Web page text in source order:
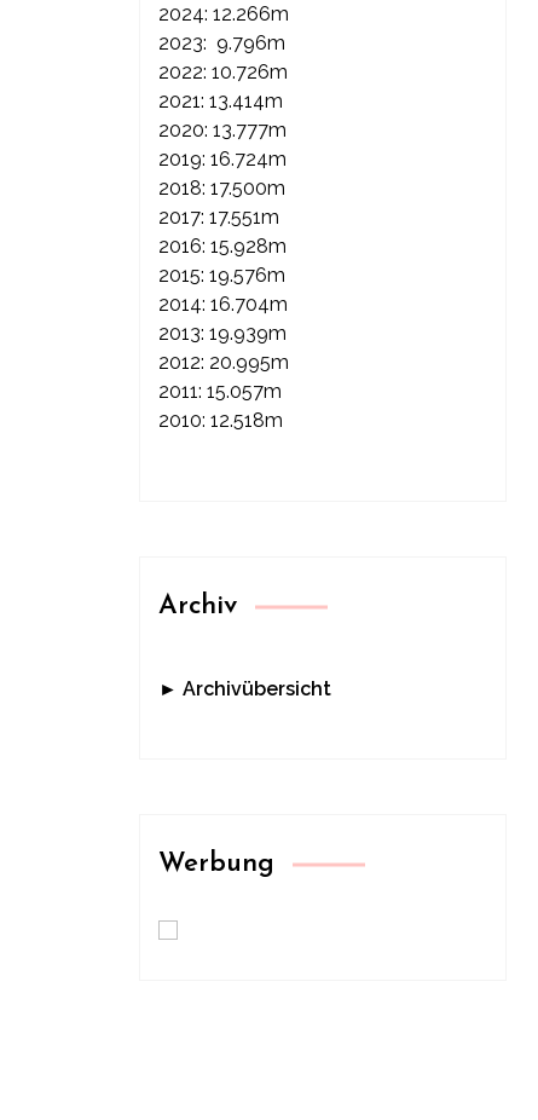
2024: 12.266m
2023: 9.796m
2022: 10.726m
2021: 13.414m
2020: 13.777m
2019: 16.724m
2018: 17.500m
2017: 17.551m
2016: 15.928m
2015: 19.576m
2014: 16.704m
2013: 19.939m
2012: 20.995m
2011: 15.057m
2010: 12.518m
Archiv
► Archivübersicht
Werbung